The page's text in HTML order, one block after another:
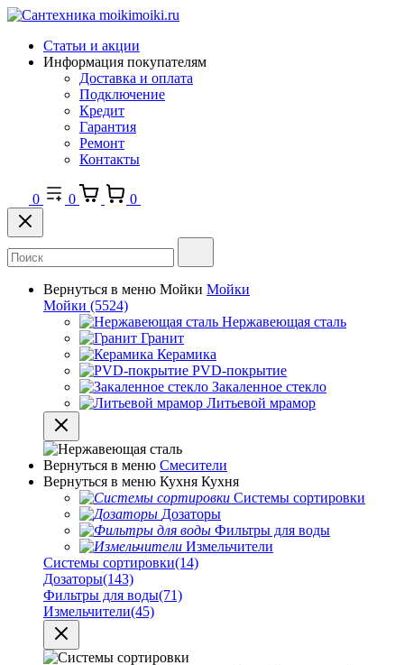
Статьи и акции
Информация покупателям
Доставка и оплата
Подключение
Кредит
Гарантия
Ремонт
Контакты
0 0 0
Вернуться в меню Мойки Мойки
Мойки (5524)
Нержавеющая сталь
Гранит
Керамика
PVD-покрытие
Закаленное стекло
Литьевой мрамор
Вернуться в меню Смесители
Вернуться в меню Кухня Кухня
Системы сортировки
Дозаторы
Фильтры для воды
Измельчители
Системы сортировки(14)
Дозаторы(143)
Фильтры для воды(71)
Измельчители(45)